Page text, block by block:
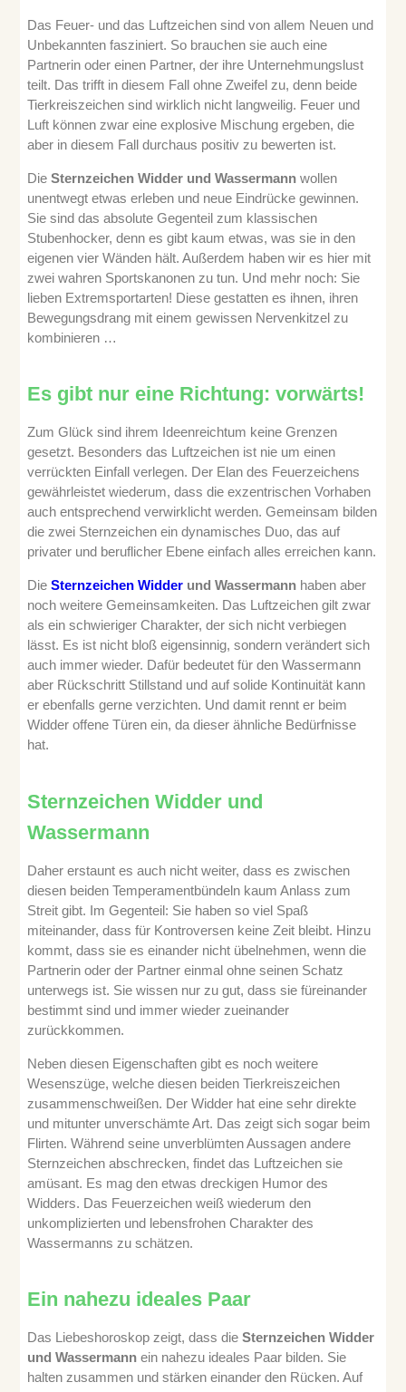
Das Feuer- und das Luftzeichen sind von allem Neuen und
Unbekannten fasziniert. So brauchen sie auch eine
Partnerin oder einen Partner, der ihre Unternehmungslust
teilt. Das trifft in diesem Fall ohne Zweifel zu, denn beide
Tierkreiszeichen sind wirklich nicht langweilig. Feuer und
Luft können zwar eine explosive Mischung ergeben, die
aber in diesem Fall durchaus positiv zu bewerten ist.
Die Sternzeichen Widder und Wassermann wollen
unentwegt etwas erleben und neue Eindrücke gewinnen.
Sie sind das absolute Gegenteil zum klassischen
Stubenhocker, denn es gibt kaum etwas, was sie in den
eigenen vier Wänden hält. Außerdem haben wir es hier mit
zwei wahren Sportskanonen zu tun. Und mehr noch: Sie
lieben Extremsportarten! Diese gestatten es ihnen, ihren
Bewegungsdrang mit einem gewissen Nervenkitzel zu
kombinieren …
Es gibt nur eine Richtung: vorwärts!
Zum Glück sind ihrem Ideenreichtum keine Grenzen
gesetzt. Besonders das Luftzeichen ist nie um einen
verrückten Einfall verlegen. Der Elan des Feuerzeichens
gewährleistet wiederum, dass die exzentrischen Vorhaben
auch entsprechend verwirklicht werden. Gemeinsam bilden
die zwei Sternzeichen ein dynamisches Duo, das auf
privater und beruflicher Ebene einfach alles erreichen kann.
Die Sternzeichen Widderund Wassermann haben aber
noch weitere Gemeinsamkeiten. Das Luftzeichengilt zwar
als ein schwieriger Charakter, der sich nicht verbiegen
lässt. Es ist nicht bloß eigensinnig, sondern verändert sich
auch immer wieder. Dafür bedeutet für den Wassermann
aber Rückschritt Stillstand und auf solide Kontinuität kann
er ebenfalls gerne verzichten. Und damit rennt er beim
Widder offene Türen ein, da dieser ähnliche Bedürfnisse
hat.
Sternzeichen Widder und
Wassermann
Daher erstaunt es auch nicht weiter, dass es zwischen
diesen beiden Temperamentbündeln kaum Anlass zum
Streit gibt. Im Gegenteil: Sie haben so viel Spaß
miteinander, dass für Kontroversen keine Zeit bleibt. Hinzu
kommt, dass sie es einander nicht übelnehmen, wenn die
Partnerin oder der Partner einmal ohne seinen Schatz
unterwegs ist. Sie wissen nur zu gut, dass sie füreinander
bestimmt sind und immer wieder zueinander
zurückkommen.
Neben diesen Eigenschaften gibt es noch weitere
Wesenszüge, welche diesen beiden Tierkreiszeichen
zusammenschweißen. Der Widder hat eine sehr direkte
und mitunter unverschämte Art. Das zeigt sich sogar beim
Flirten. Während seine unverblümten Aussagen andere
Sternzeichen abschrecken, findet das Luftzeichen sie
amüsant. Es mag den etwas dreckigen Humor des
Widders. Das Feuerzeichen weiß wiederum den
unkomplizierten und lebensfrohen Charakter des
Wassermanns zu schätzen.
Ein nahezu ideales Paar
Das Liebeshoroskop zeigt, dass die Sternzeichen Widder
und Wassermann ein nahezu ideales Paar bilden. Sie
halten zusammen und stärken einander den Rücken. Auf